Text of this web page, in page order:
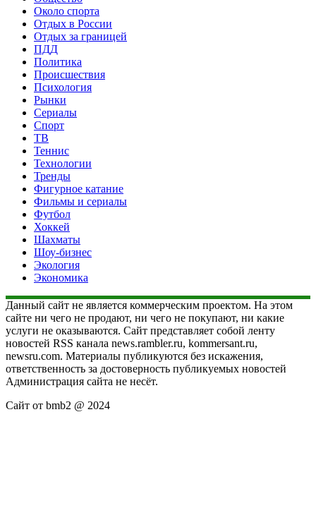
Около спорта
Отдых в России
Отдых за границей
ПДД
Политика
Происшествия
Психология
Рынки
Сериалы
Спорт
ТВ
Теннис
Технологии
Тренды
Фигурное катание
Фильмы и сериалы
Футбол
Хоккей
Шахматы
Шоу-бизнес
Экология
Экономика
Данный сайт не является коммерческим проектом. На этом
сайте ни чего не продают, ни чего не покупают, ни какие
услуги не оказываются. Сайт представляет собой ленту
новостей RSS канала news.rambler.ru, kommersant.ru,
newsru.com. Материалы публикуются без искажения,
ответственность за достоверность публикуемых новостей
Администрация сайта не несёт.
Сайт от bmb2 @ 2024